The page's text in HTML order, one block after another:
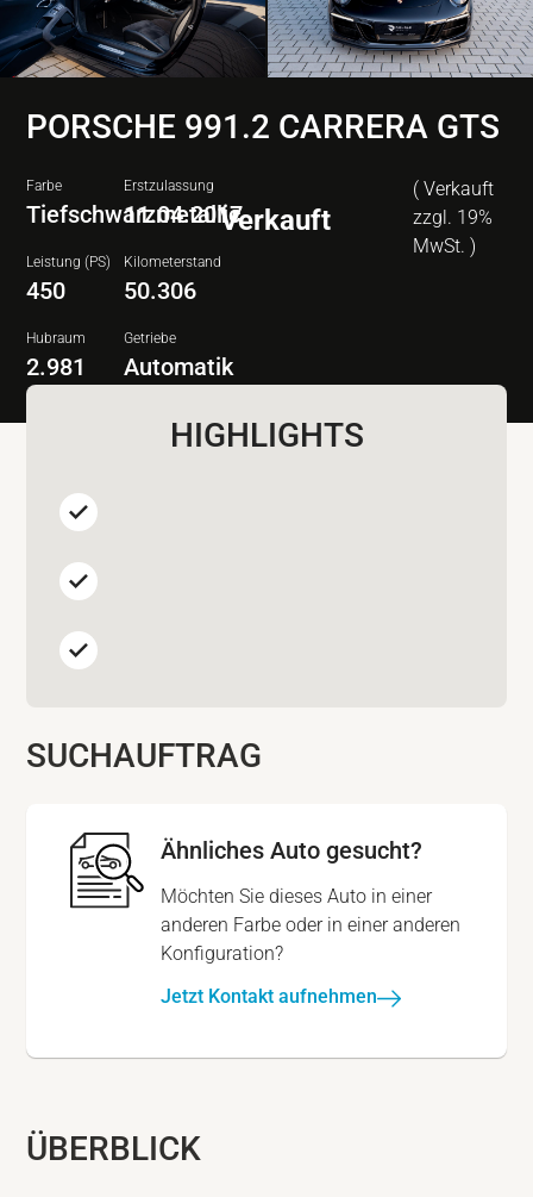
PORSCHE 991.2 CARRERA GTS
Farbe
Tiefschwarzmetallic
Leistung (PS)
450
Hubraum
2.981
Erstzulassung
11.04.2017
Kilometerstand
50.306
Getriebe
Automatik
Verkauft
( Verkauft
zzgl. 19%
MwSt. )
HIGHLIGHTS
SUCHAUFTRAG
Ähnliches Auto gesucht?
Möchten Sie dieses Auto in einer
anderen Farbe oder in einer anderen
Konfiguration?
Jetzt Kontakt aufnehmen
ÜBERBLICK